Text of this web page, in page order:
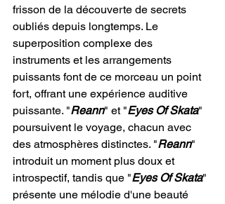
frisson de la découverte de secrets
oubliés depuis longtemps. Le
superposition complexe des
instruments et les arrangements
puissants font de ce morceau un point
fort, offrant une expérience auditive
puissante. "Reann" et "Eyes Of Skata"
poursuivent le voyage, chacun avec
des atmosphères distinctes. "Reann"
introduit un moment plus doux et
introspectif, tandis que "Eyes Of Skata"
présente une mélodie d'une beauté